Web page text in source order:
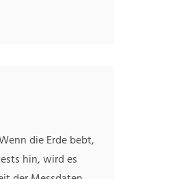
die Erde bebt,
hin, wird es